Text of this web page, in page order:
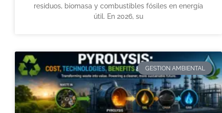
residuos, biomasa y combustibles fósiles en energía
útil. En 2026, su
GESTION AMBIENTAL